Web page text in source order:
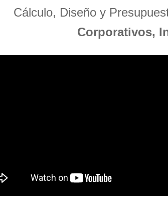
Cálculo, Diseño y
Corporativos,